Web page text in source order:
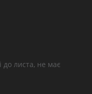
до листа, не має